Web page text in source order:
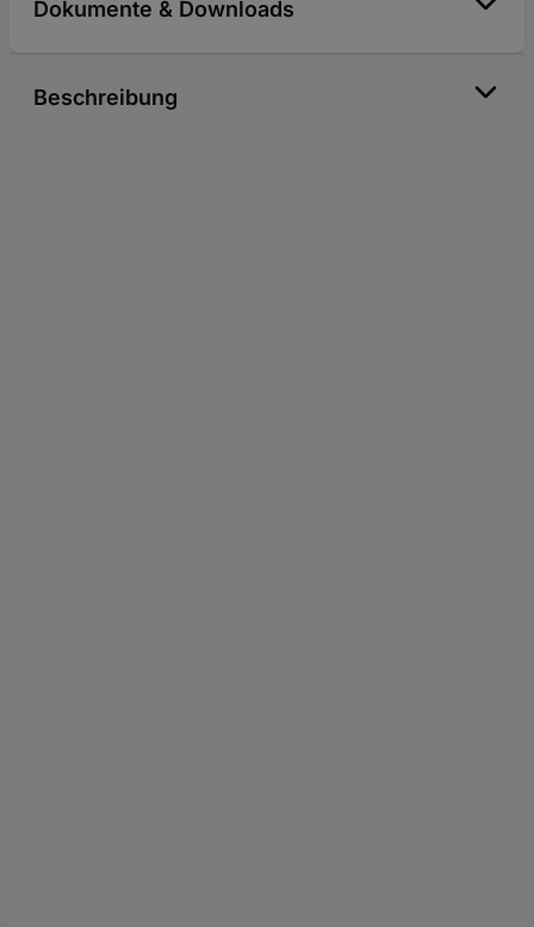
Dokumente & Downloads
Beschreibung